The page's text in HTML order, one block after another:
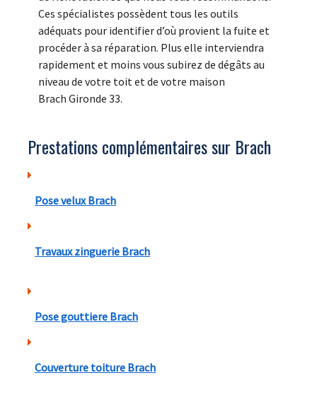
Ces spécialistes possèdent tous les outils
adéquats pour identifier d’où provient la fuite et
procéder à sa réparation. Plus elle interviendra
rapidement et moins vous subirez de dégâts au
niveau de votre toit et de votre maison
Brach Gironde 33.
Prestations complémentaires sur Brach
Pose velux Brach
Travaux zinguerie Brach
Pose gouttiere Brach
Couverture toiture Brach